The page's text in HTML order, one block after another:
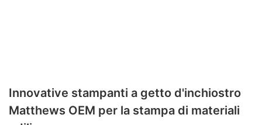
Innovative stampanti a getto d'inchiostro
Matthews OEM per la stampa di materiali